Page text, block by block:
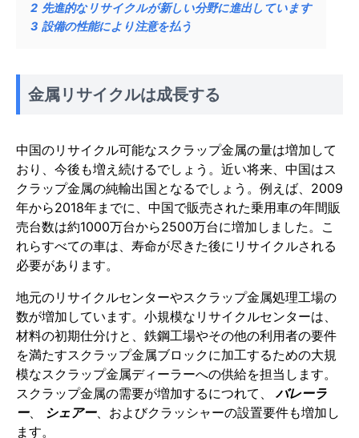
2 先進的なリサイクルが新しい分野に進出しています
3 設備の性能により注意を払う
金属リサイクルは成長する
中国のリサイクル可能なスクラップ金属の量は増加して
おり、今後も増え続けるでしょう。近い将来、中国はス
クラップ金属の純輸出国となるでしょう。例えば、2009
年から2018年までに、中国で販売された乗用車の年間販
売台数は約1000万台から2500万台に増加しました。こ
れらすべての車は、寿命が尽きた後にリサイクルされる
必要があります。
地元のリサイクルセンターやスクラップ金属処理工場の
数が増加しています。小規模なリサイクルセンターは、
材料の初期仕分けと、鉄鋼工場やその他の利用者の要件
を満たすスクラップ金属ブロックに加工するための大規
模なスクラップ金属ディーラーへの供給を担当します。
スクラップ金属の需要が増加するにつれて、
バレーラ
ー、 シェアー、およびクラッシャーの設置要件も増加し
ます。